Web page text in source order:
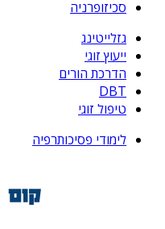
סכיזופרניה
גזלייטינג
ייעוץ זוגי
הדרכת הורים
DBT
טיפול זוגי
לימודי פסיכותרפיה